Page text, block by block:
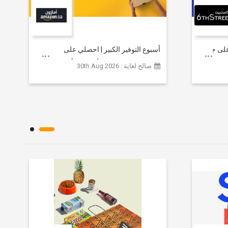
يصل إلى 80% على جميع
أسبوع التوفير الكبير | احصلي على
مستلزمات التجميل الأساسية بأسعار تبدأ
صالح لغاية : 30th Aug 2026